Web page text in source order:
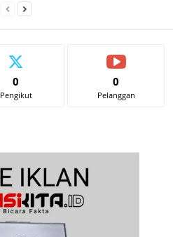
0
Pengikut
0
Pelanggan